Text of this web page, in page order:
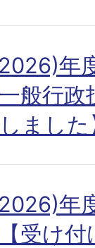
年
般行
ました
年
受け